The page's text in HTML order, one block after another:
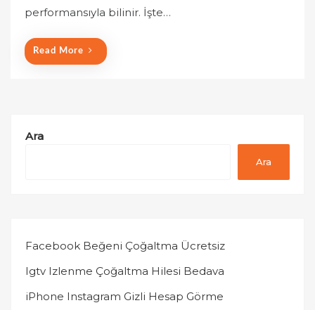
performansıyla bilinir. İşte…
Read More
Ara
Ara
Facebook Beğeni Çoğaltma Ücretsiz
Igtv Izlenme Çoğaltma Hilesi Bedava
iPhone Instagram Gizli Hesap Görme